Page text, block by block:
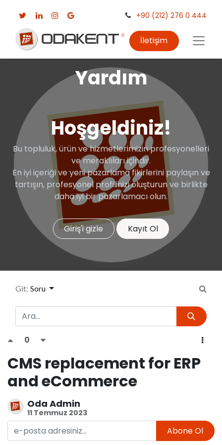
+90 (212) 276 0 444
İletişim
Yardım
Hoşgeldiniz!
Bu topluluk, ürün ve hizmetlerimizin profesyonelleri
ve meraklıları içindir.
En iyi içeriği ve yeni pazarlama fikirlerini paylaşın ve
tartışın, profesyonel profilinizi oluşturun ve birlikte
daha iyi bir pazarlamacı olun.
Giriş'i gizle Kayıt Ol
Git: Soru
0
CMS replacement for ERP
and eCommerce
Oda Admin
11 Temmuz 2023
Abone Ol